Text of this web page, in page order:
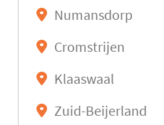
Numansdorp
Cromstrijen
Klaaswaal
Zuid-Beijerland